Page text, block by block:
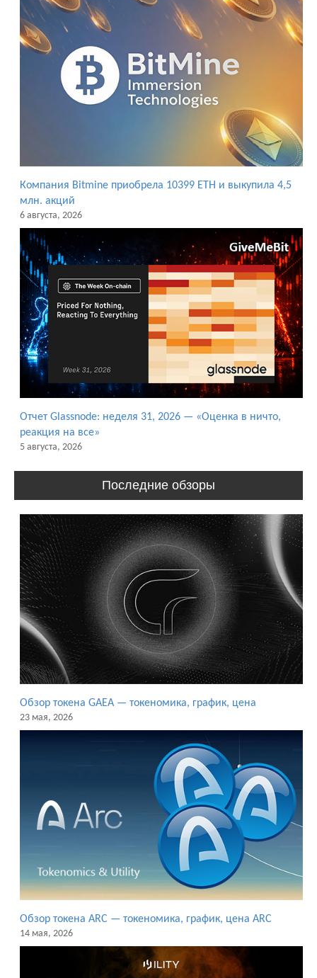
Компания Bitmine приобрела 10399 ETH и выкупила 4,5
млн. акций
6 августа, 2026
Отчет Glassnode: неделя 31, 2026 — «Оценка в ничто,
реакция на все»
5 августа, 2026
Последние обзоры
Обзор токена GAEA — токеномика, график, цена
23 мая, 2026
Обзор токена ARC — токеномика, график, цена ARC
14 мая, 2026